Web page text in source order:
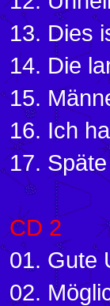
13. Dies
14. Die
15.
16. Ich
17.
CD 2
01. Gute
02.